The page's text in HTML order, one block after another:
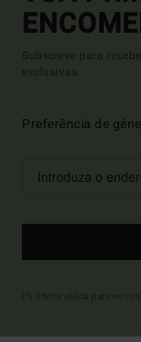
Subscreve para
exclusivas.
Preferência de